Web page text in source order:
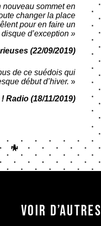
nouveau sommet en
changer la place
pour en faire un
disque d’exception »
(22/09/2019)
de ce suédois qui
début d’hiver. »
! Radio (18/11/2019)
Voir d’autres